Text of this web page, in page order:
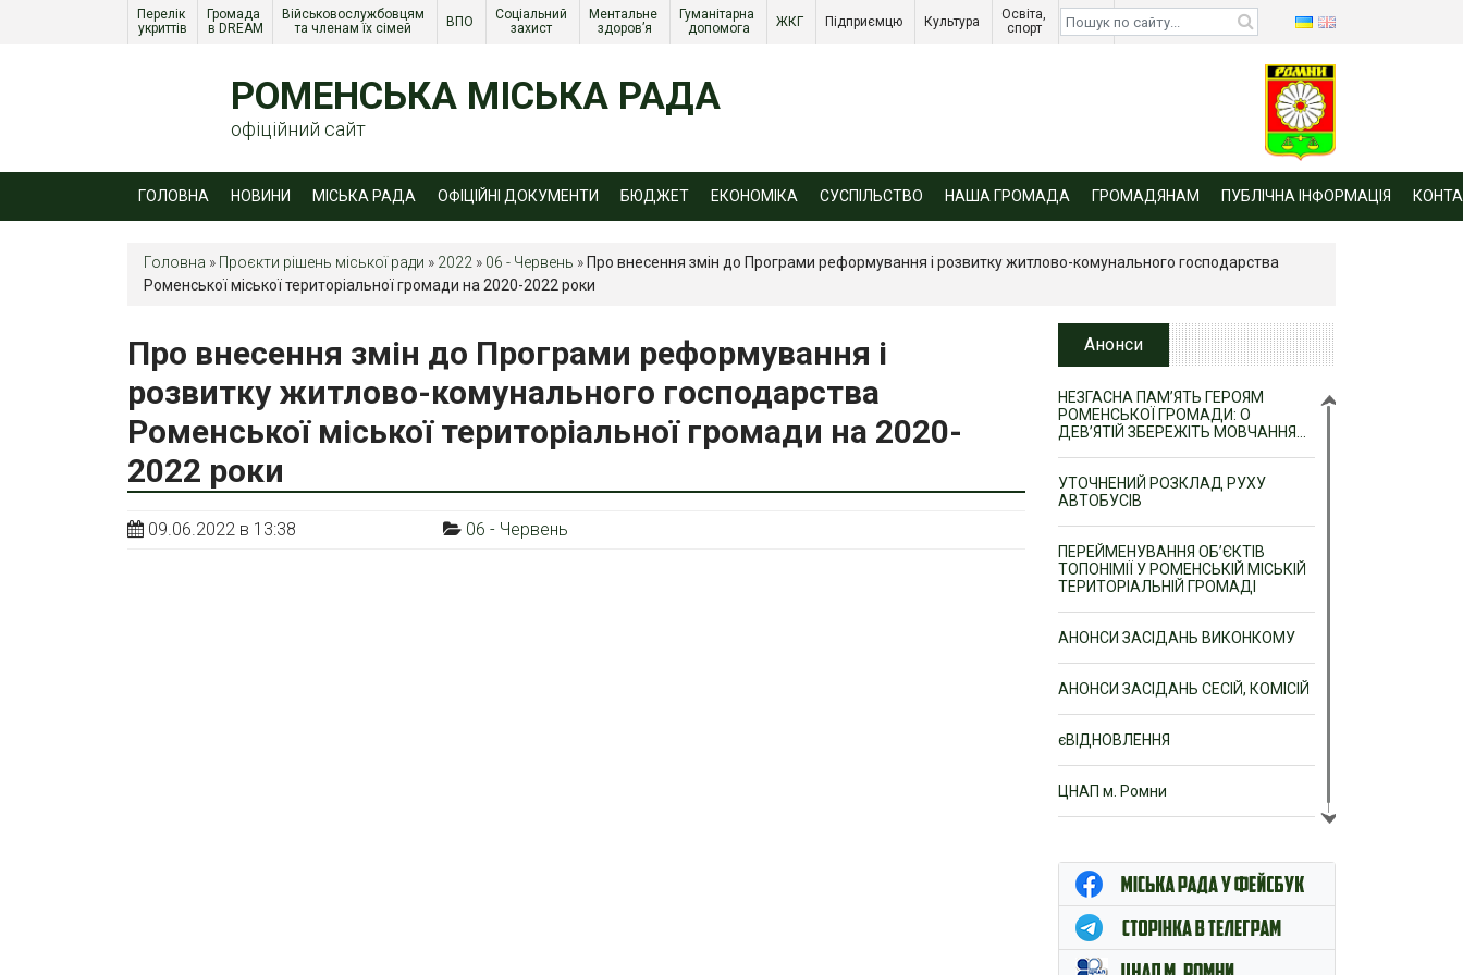
Перелік
укриттів
Громада
в DREAM
Військовослужбовцям
та членам їх сімей
ВПО
Соціальний
захист
Ментальне
здоров’я
Гуманітарна
допомога
ЖКГ Підприємцю Культура
Освіта,
спорт
Діти
війни
РОМЕНСЬКА МІСЬКА РАДА
офіційний сайт
ГОЛОВНА НОВИНИ МІСЬКА РАДА ОФІЦІЙНІ ДОКУМЕНТИ БЮДЖЕТ ЕКОНОМІКА СУСПІЛЬСТВО НАША ГРОМАДА ГРОМАДЯНАМ ПУБЛІЧНА ІНФОРМАЦІЯ
Головна » Проєкти рішень міської ради » 2022 » 06 - Червень » Про внесення змін до Програми реформування і розвитку житлово-комунального господарства
Роменської міської територіальної громади на 2020-2022 роки
Про внесення змін до Програми реформування і
розвитку житлово-комунального господарства
Роменської міської територіальної громади на 2020-
2022 роки
09.06.2022 в 13:38 06 - Червень
Анонси
НЕЗГАСНА ПАМ’ЯТЬ ГЕРОЯМ
РОМЕНСЬКОЇ ГРОМАДИ: О
ДЕВ’ЯТІЙ ЗБЕРЕЖІТЬ МОВЧАННЯ…
УТОЧНЕНИЙ РОЗКЛАД РУХУ
АВТОБУСІВ
ПЕРЕЙМЕНУВАННЯ ОБ’ЄКТІВ
ТОПОНІМІЇ У РОМЕНСЬКІЙ МІСЬКІЙ
ТЕРИТОРІАЛЬНІЙ ГРОМАДІ
АНОНСИ ЗАСІДАНЬ ВИКОНКОМУ
АНОНСИ ЗАСІДАНЬ СЕСІЙ, КОМІСІЙ
єВІДНОВЛЕННЯ
ЦНАП м. Ромни